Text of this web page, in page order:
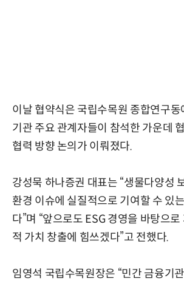
이날 협약식은 국립수목원 종합연구동
기관 주요 관계자들이 참석한 가운데
협력 방향 논의가 이뤄졌다.
강성묵 하나증권 대표는 “생물다양성
환경 이슈에 실질적으로 기여할 수 있
다”며 “앞으로도 ESG 경영을 바탕으
적 가치 창출에 힘쓰겠다”고 전했다.
임영석 국립수목원장은 “민간 금융기